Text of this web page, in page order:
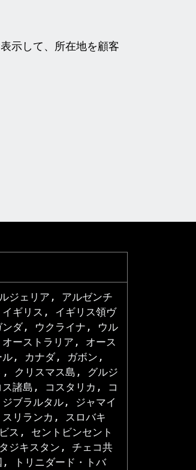
示して、所在地を顧客
ジェリア, アルゼンチ
ギリス, イギリス領ヴ
ダ, ウクライナ, ウル
ーストラリア, オース
ル, カナダ, ガボン,
クリスマス島, グルジ
諸島, コスタリカ, コ
ブラルタル, ジャマイ
リランカ, スロバキ
ス, セントビンセント
ジキスタン, チェコ共
トリニダード・トバ